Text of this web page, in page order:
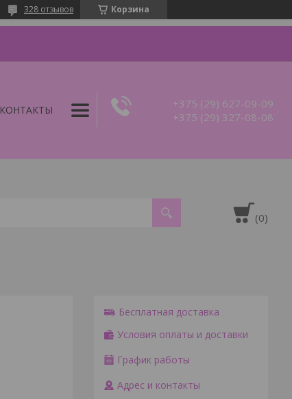
Корзина
328 отзывов
КОНТАКТЫ
+375 (29) 627-09-09
+375 (29) 327-08-08
Бесплатная доставка
Условия оплаты и доставки
График работы
Адрес и контакты